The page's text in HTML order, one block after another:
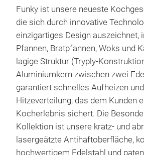
Funky ist unsere neueste
die sich durch innovative
einzigartiges Design auszeichnet,
Pfannen, Bratpfannen, Woks und
lagige Struktur (Tryply-
Aluminiumkern zwischen zwei
garantiert schnelles Aufheizen
Hitzeverteilung, das dem Kunden
Kocherlebnis sichert. Die
Kollektion ist unsere kratz- und
lasergeätzte Antihaftoberfläche,
hochwertigem Edelstahl und